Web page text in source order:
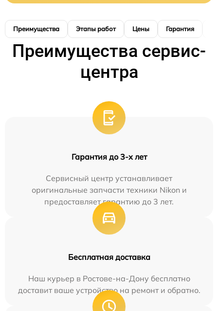
Преимущества Этапы работ Цены Гарантия
Преимущества сервис-
центра
Гарантия до 3-х лет
Сервисный центр устанавливает
оригинальные запчасти техники Nikon и
предоставляет гарантию до 3 лет.
Бесплатная доставка
Наш курьер в Ростове-на-Дону бесплатно
доставит ваше устройство на ремонт и обратно.